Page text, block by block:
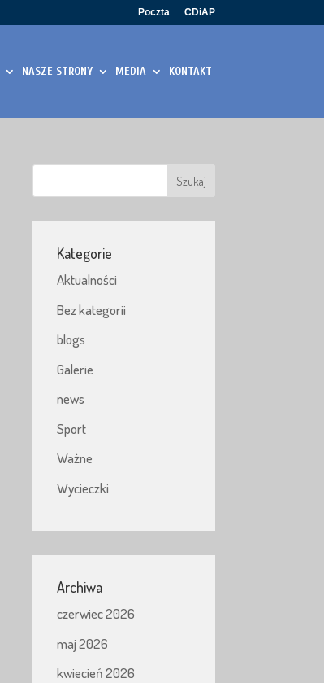
Poczta CDiAP
NASZE STRONY MEDIA KONTAKT
Kategorie
Aktualności
Bez kategorii
blogs
Galerie
news
Sport
Ważne
Wycieczki
Archiwa
czerwiec 2026
maj 2026
kwiecień 2026